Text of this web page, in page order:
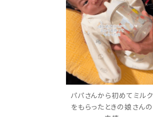
パパさんから初めてミルク
をもらったときの娘さんの